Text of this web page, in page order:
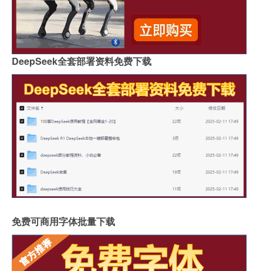
DeepSeek全套部署资料免费下载
免费可商用字体批量下载